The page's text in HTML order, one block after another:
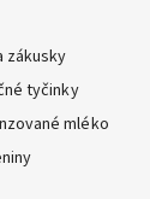
zákusky
tyčinky
mléko